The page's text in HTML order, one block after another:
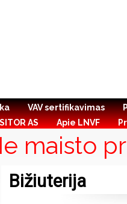
VAV sertifikavimas
AS
Apie LNVF
maisto
Bižiuterija